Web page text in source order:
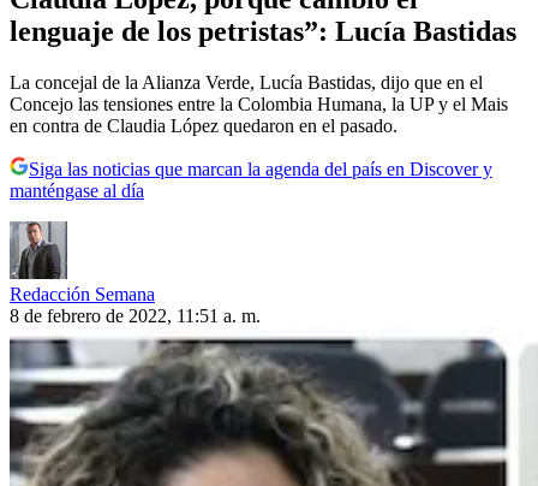
lenguaje de los petristas”: Lucía Bastidas
La concejal de la Alianza Verde, Lucía Bastidas, dijo que en el
Concejo las tensiones entre la Colombia Humana, la UP y el Mais
en contra de Claudia López quedaron en el pasado.
Siga las noticias que marcan la agenda del país en Discover y
manténgase al día
Redacción Semana
8 de febrero de 2022, 11:51 a. m.